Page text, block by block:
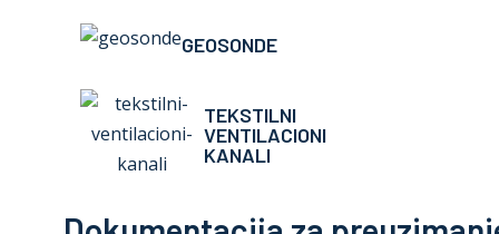
GEOSONDE
TEKSTILNI
VENTILACIONI
KANALI